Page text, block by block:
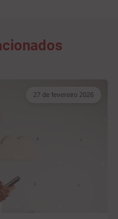
27 de fevereiro 2026